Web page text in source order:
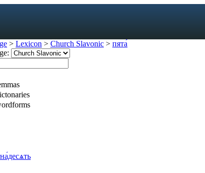
> Lexicon > Church Slavonic > пята́